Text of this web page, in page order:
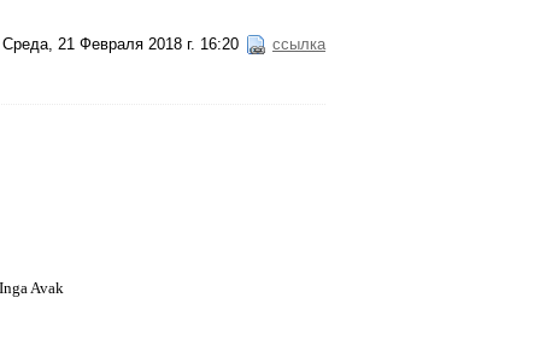
Среда, 21 Февраля 2018 г. 16:20 ссылка
Avak